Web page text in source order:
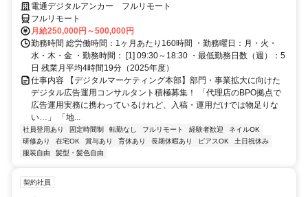
G／全国×完全在宅／年休126日・土日祝休み／残業月平均4時間19分
電通デジタルアンカー フルリモート
フルリモート
月給250,000円～500,000円
勤務時間 総労働時間：1ヶ月あたり160時間 ・勤務曜日：月・火・
水・木・金 ・勤務時間： [1] 09:30～18:30 ・最低勤務日数（週）：5
日 残業月平均4時間19分（2025年度）
仕事内容 【デジタルマーケティング本部】部門・事業拡大に向けた
デジタル広告運用コンサルタント積極募集！ 「代理店のBPO拠点で
広告運用実務に携わっているけれど、入稿・運用だけでは物足りな
い…」 「地...
社員登用あり 固定時間制 転勤なし フルリモート 経験者歓迎
ネイルOK
研修あり
在宅OK 賞与あり 育休あり 長期休暇あり ピアスOK
土日祝休み
服装自由
髪型・髪色自由
契約社員